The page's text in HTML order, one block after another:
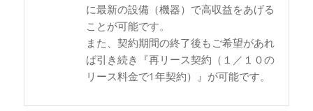
に最新の設備（機器）で高収益をあげる
ことが可能です。
また、契約期間の終了後もご希望があれ
ば引き続き『再リース契約（１／１０の
リース料金で1年契約）』が可能です。